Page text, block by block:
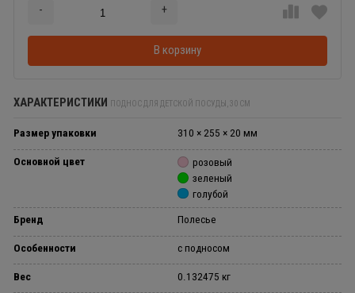
- +
В корзину
ХАРАКТЕРИСТИКИ ПОДНОС ДЛЯ ДЕТСКОЙ ПОСУДЫ, 30 СМ
Размер упаковки 310 × 255 × 20 мм
Основной цвет
розовый
зеленый
голубой
Бренд Полесье
Особенности с подносом
Вес 0.132475 кг